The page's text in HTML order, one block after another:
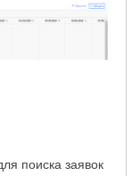
поиска заявок